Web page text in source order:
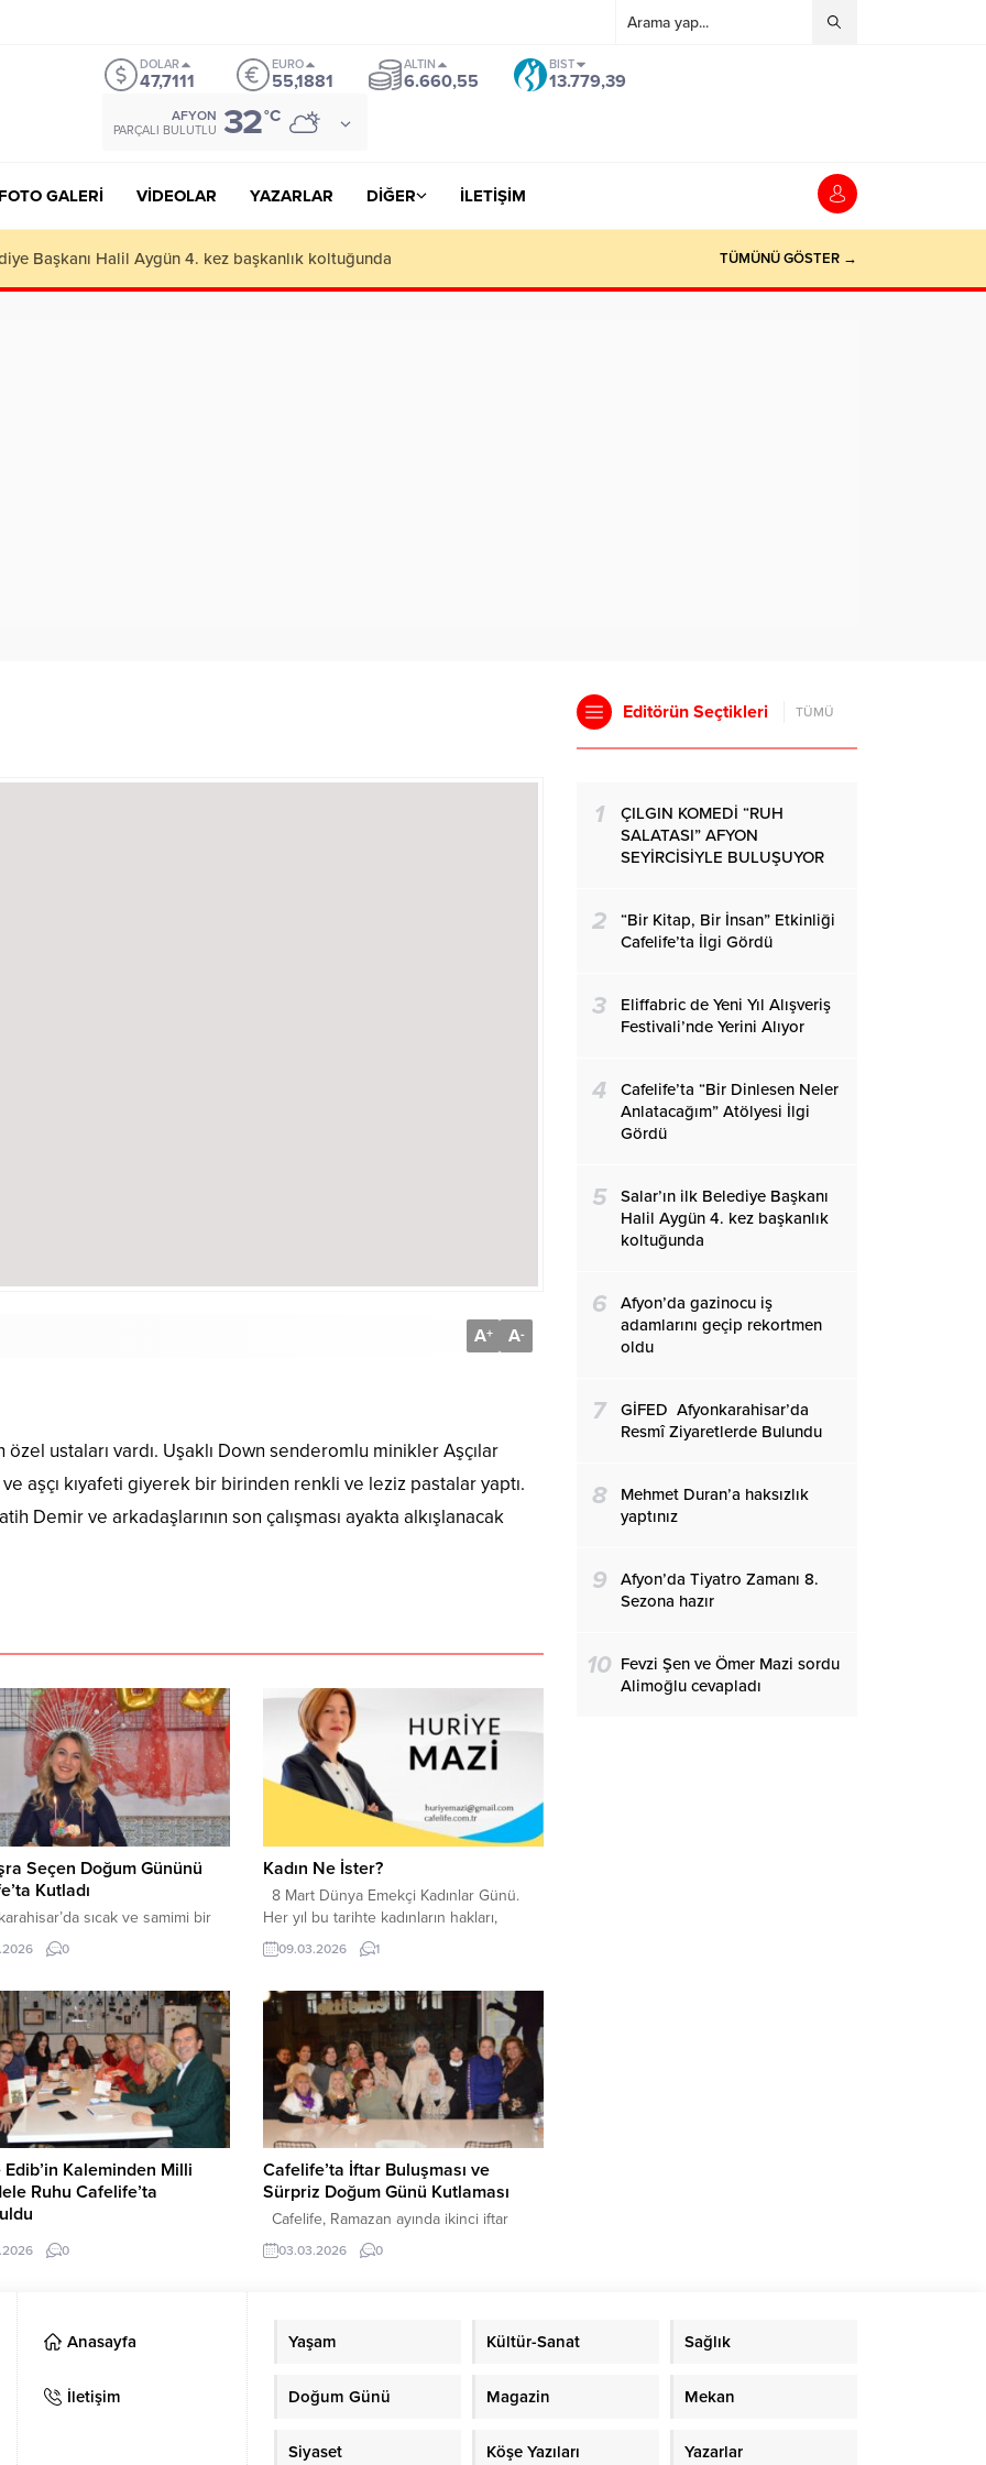
Grandpashabetgrandpashabet grandpashabet
DOLAR
47,7111
EURO
55,1881
ALTIN
6.660,55
BIST
13.779,39
AFYON
PARÇALI BULUTLU 32°C
FOTO GALERİ VİDEOLAR YAZARLAR DİĞER İLETİŞİM
iş adamlarını geçip rekortmen oldu TÜMÜNÜ GÖSTER →
A+ A-
ustaları vardı. Uşaklı Down senderomlu minikler Aşçılar
aşçı kıyafeti giyerek bir birinden renkli ve leziz pastalar yaptı.
Demir ve arkadaşlarının son çalışması ayakta alkışlanacak
Seçen Doğum Gününü
Kutladı
sıcak ve samimi bir
kutlaması ,şehrin sevilen
Cafelife’ta yapıldı.
yaşattı. Silifke Devlet
dahiliye uzmanı olarak
Dr. Büşra Seçen, ailesini
etmek için geldiği
anlamlı bir sürprizle
Annesi Avukat Nilgün Seçen
organize edilen doğum...
0
Kadın Ne İster?
8 Mart Dünya Emekçi Kadınlar Günü.
Her yıl bu tarihte kadınların hakları,
emekleri ve yaşam mücadelesi
konuşuluyor. Peki gerçekten soralım:
büyük, ulaşılmaz şeyler istemiyor. Her
şeyden önce saygı istiyor. Eşinden,
ailesinden, iş yerinden ve içinde yaşadığı
toplumdan saygı görmek istiyor. Kadınlar,
sadece kadın...
09.03.2026 1
Kaleminden Milli
Ruhu Cafelife’ta
Bir İnsan” etkinliği kapsamında
Adıvar’ın Türk’ün Ateşle
buluştu. Çarşamba
saat 21.00’de Cafelife’ta
etkinlik kitap severlerden
aldı. Moderatörlüğünü Zeynep
üstlendiği , Halide Edib
Milli Mücadele yıllarına ışık tutan
ele alındı. Katılımcılar, eserin
0
Cafelife’ta İftar Buluşması ve
Sürpriz Doğum Günü Kutlaması
Cafelife, Ramazan ayında ikinci iftar
programını yoğun katılımla gerçekleşti. İlk
iftar programı Cafelife ekibi ile birlikte
organizasyonda oldukça kalabalık bir
ardından geceye sürpriz bir kutlama
03.03.2026 0
Editörün Seçtikleri TÜMÜ
1
ÇILGIN KOMEDİ “RUH
SALATASI” AFYON
SEYİRCİSİYLE BULUŞUYOR
2
“Bir Kitap, Bir İnsan” Etkinliği
Cafelife’ta İlgi Gördü
3
Eliffabric de Yeni Yıl Alışveriş
Festivali’nde Yerini Alıyor
4
Cafelife’ta “Bir Dinlesen Neler
Anlatacağım” Atölyesi İlgi
Gördü
5
Salar’ın ilk Belediye Başkanı
Halil Aygün 4. kez başkanlık
koltuğunda
6
Afyon’da gazinocu iş
adamlarını geçip rekortmen
oldu
7
GİFED Afyonkarahisar’da
Resmî Ziyaretlerde Bulundu
8
Mehmet Duran’a haksızlık
yaptınız
9
Afyon’da Tiyatro Zamanı 8.
Sezona hazır
10 Fevzi Şen ve Ömer Mazi sordu
Alimoğlu cevapladı
Anasayfa
İletişim
Yaşam Kültür-Sanat Sağlık
Doğum Günü Magazin Mekan
Siyaset Köşe Yazıları Yazarlar